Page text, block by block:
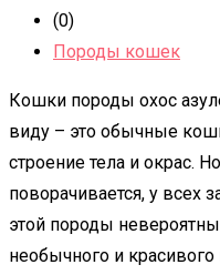
(0)
Породы кошек
Кошки породы охос
виду – это обычные
строение тела и окрас.
поворачивается, у всех
этой породы
необычного и